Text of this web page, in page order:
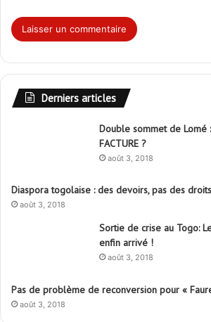
Derniers articles
Double sommet de Lomé :
FACTURE ?
août 3, 2018
Diaspora togolaise : des devoirs, pas des
août 3, 2018
Sortie de crise au Togo:
enfin arrivé !
août 3, 2018
Pas de problème de reconversion pour «
août 3, 2018